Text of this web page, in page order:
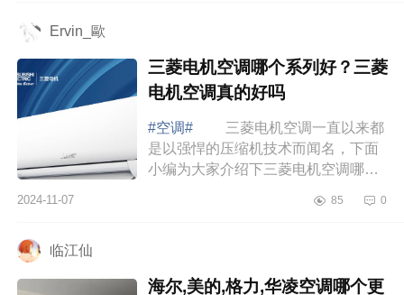
Ervin_歐
三菱电机空调哪个系列好？三菱
电机空调真的好吗
#空调#
三菱电机空调一直以来都
是以强悍的压缩机技术而闻名，下面
小编为大家介绍下三菱电机空调哪个
三菱电机空调哪个系列好 三菱电
2024-11-07 85 0
临江仙
海尔,美的,格力,华凌空调哪个更